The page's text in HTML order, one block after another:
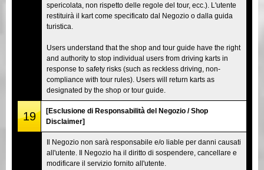
spericolata, non rispetto delle regole del tour, ecc.). L'utente
restituirà il kart come specificato dal Negozio o dalla guida
turistica.
Users understand that the shop and tour guide have the right
and authority to stop individual users from driving karts in
response to safety risks (such as reckless driving, non-
compliance with tour rules). Users will return karts as
designated by the shop or tour guide.
19
[Esclusione di Responsabilità del Negozio / Shop
Disclaimer]
Il Negozio non sarà responsabile e/o liable per danni causati
all'utente. Il Negozio ha il diritto di sospendere, cancellare e
modificare il servizio fornito all'utente.